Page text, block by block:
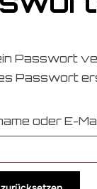
Passwort
Passwort
oder E-